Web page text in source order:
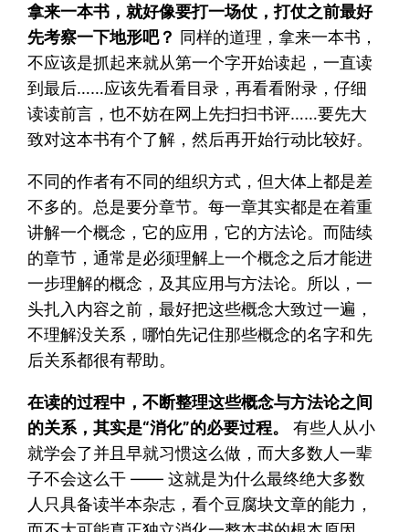
拿来一本书，就好像要打一场仗，打仗之前最好
先考察一下地形吧？ 同样的道理，拿来一本书，
不应该是抓起来就从第一个字开始读起，一直读
到最后……应该先看看目录，再看看附录，仔细
读读前言，也不妨在网上先扫扫书评……要先大
致对这本书有个了解，然后再开始行动比较好。
不同的作者有不同的组织方式，但大体上都是差
不多的。总是要分章节。每一章其实都是在着重
讲解一个概念，它的应用，它的方法论。而陆续
的章节，通常是必须理解上一个概念之后才能进
一步理解的概念，及其应用与方法论。所以，一
头扎入内容之前，最好把这些概念大致过一遍，
不理解没关系，哪怕先记住那些概念的名字和先
后关系都很有帮助。
在读的过程中，不断整理这些概念与方法论之间
的关系，其实是“消化”的必要过程。
有些人从小
就学会了并且早就习惯这么做，而大多数人一辈
子不会这么干 —— 这就是为什么最终绝大多数
人只具备读半本杂志，看个豆腐块文章的能力，